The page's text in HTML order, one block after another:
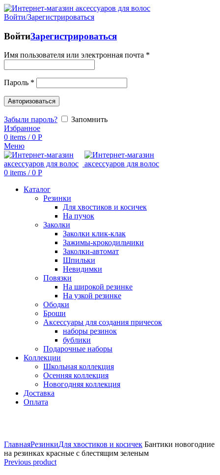
Войти/Зарегистрироваться
ВойтиЗарегистрироваться
Имя пользователя или электронная почта *
Пароль *
Авторизоваться
Забыли пароль?
Запомнить
Избранное
0 items / 0 Р
Меню
0 items / 0 Р
Каталог
Резинки
Для хвостиков и косичек
На пучок
Заколки
Заколки клик-клак
Зажимы-крокодильчики
Заколки-автомат
Шпильки
Невидимки
Повязки
На широкой резинке
На узкой резинке
Ободки
Броши
Аксессуары для создания причесок
наборы резинок
бублики
Подарочные наборы
Коллекции
Школьная коллекция
Осенняя коллекция
Новогодняя коллекция
Доставка
Оплата
ГлавнаяРезинкиДля хвостиков и косичек Бантики новогодние
на резинках красные с блестящим зеленым
Previous product